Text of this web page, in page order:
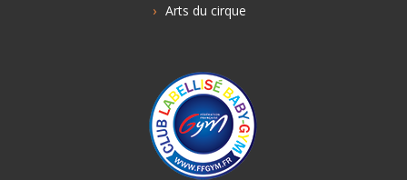
Arts du cirque